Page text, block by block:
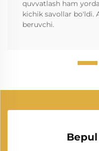
quvvatlash ham
kichik savollar bo'ldi.
beruvchi.